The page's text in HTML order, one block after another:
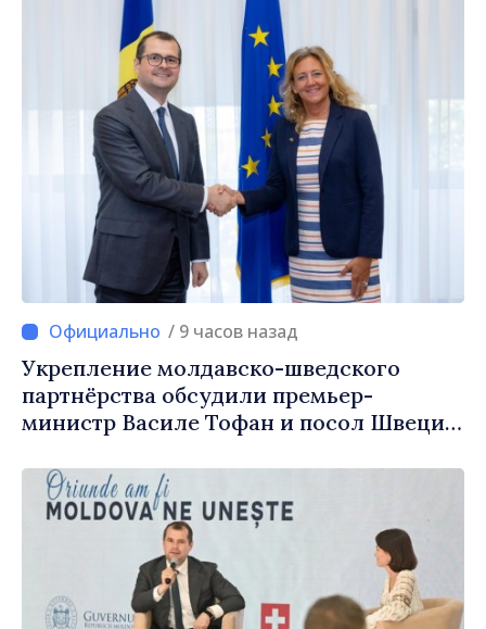
/ 9 часов назад
Укрепление молдавско-шведского
партнёрства обсудили премьер-
министр Василе Тофан и посол Швеции